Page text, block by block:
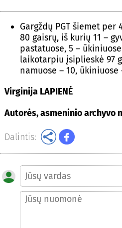
Gargždų PGT šiemet
80 gaisrų, iš kurių 11 –
pastatuose, 5 –
laikotarpiu įsiplieskė 97
namuose – 10, ūkiniuose
Virginija LAPIENĖ
Autorės, asmeninio archyvo
Dalintis: